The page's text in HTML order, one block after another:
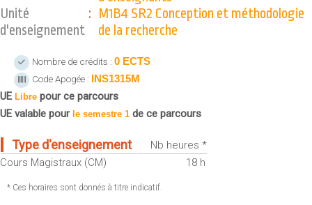
UFR FS (Chimie, Mathématique, Physique)
GEP (Génie Electrique des Procédés - Département composante)
Informatique (Département Composante)
Mécanique (Département composante)
Fermer
Plan et accès
Intranet des personnels
Moodle
Emploi du temps
Stage et emploi
Portefeuille d'Expériences et
de Compétences
Unité
d'enseignement
:
M1B4 SR2 Conception et méthodologie
de la recherche
Nombre de crédits : 0 ECTS
Code Apogée : INS1315M
UE Libre pour ce parcours
UE valable pour le semestre 1 de ce parcours
Type d'enseignement
Nb heures *
Cours Magistraux (CM)
18 h
* Ces horaires sont donnés à titre indicatif.